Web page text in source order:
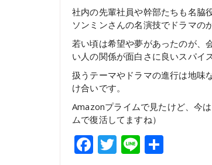
社内の先輩社員や幹部たちも名脇
ソンミンさんの名演技でドラマの
若い頃は希望や夢があったのが、
い人の関係が面白さに良いスパイ
扱うテーマやドラマの進行は地味
け合いです。
Amazonプライムで見たけど、今
ムで復活してますね）
Facebook
Twitter
Line